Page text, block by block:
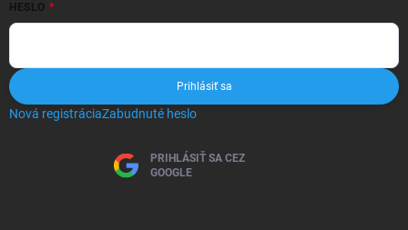
HESLO
Prihlásiť sa
Nová registráciaZabudnuté heslo
PRIHLÁSIŤ SA CEZ
GOOGLE